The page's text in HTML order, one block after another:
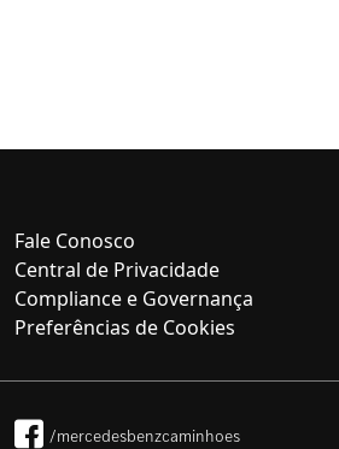
Fale Conosco
Central de Privacidade
Compliance e Governança
Preferências de Cookies
/mercedesbenzcaminhoes